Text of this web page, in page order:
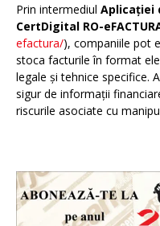
Prin intermediul Aplicației
CertDigital RO-
efactura/), companiile pot
stoca facturile în format
legale și tehnice specifice.
sigur de informații
riscurile asociate cu